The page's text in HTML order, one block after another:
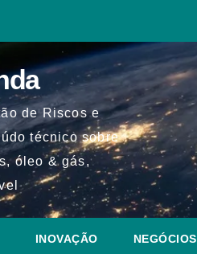
de Riscos e
técnico sobre
óleo & gás,
INOVAÇÃO NEGÓCIOS